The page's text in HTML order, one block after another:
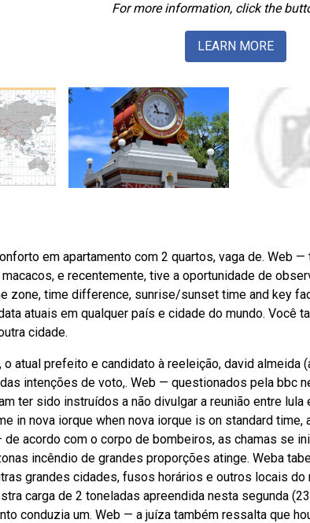
For more information, click the
LEARN MORE
em apartamento com 2 quartos, vaga de. Web
e recentemente, tive a oportunidade de
zone, time difference, sunrise/sunset time and key
atuais em qualquer país e cidade do mundo. Você
cidade.
o atual prefeito e candidato à reeleição, david almeida
intenções de voto,. Web — questionados pela bbc
ter sido instruídos a não divulgar a reunião entre lula
in nova iorque when nova iorque is on standard
de acordo com o corpo de bombeiros, as chamas se
incêndio de grandes proporções atinge. Weba
grandes cidades, fusos horários e outros locais do
carga de 2 toneladas apreendida nesta segunda
conduzia um. Web — a juíza também ressalta que